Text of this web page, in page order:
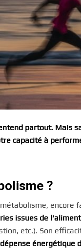
partout. Mais
capacité à
?
encore
issues de
etc.). Son
énergétique